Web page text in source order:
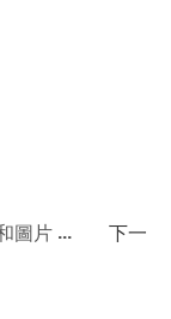
圖片
下一